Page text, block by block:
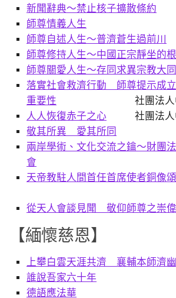
新聞辭典～禁止核子擴散條約
師尊情義人生
師尊自述人生～普濟蒼生過前川
師尊修持人生～中國正宗靜坐的
師尊關愛人生～存同求異宗教大同
落實社會救濟行動 師尊提示成
重要性
社團法
人人恢復赤子之心
社團法
敬其所異 愛其所同
兩岸學術、文化交流之鑰～財團
會
天帝教駐人間首任首席使者銅像
從天人會談見聞 敬仰師尊之崇偉
【緬懷慈恩】
上攀白雲天涯共濟 襄輔本師濟
誰說吾家六十年
德語應法華